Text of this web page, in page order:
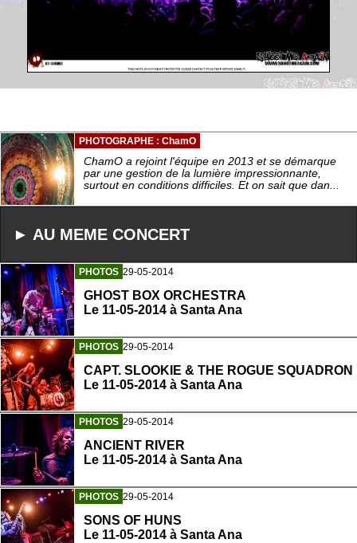
PHOTOGRAPHE : ChamO
ChamO a rejoint l'équipe en 2013 et se démarque
par une gestion de la lumière impressionnante,
surtout en conditions difficiles. Et on sait que dan...
► AU MEME CONCERT
PHOTOS 29-05-2014
GHOST BOX ORCHESTRA
Le 11-05-2014 à Santa Ana
PHOTOS 29-05-2014
CAPT. SLOOKIE & THE ROGUE SQUADRON
Le 11-05-2014 à Santa Ana
PHOTOS 29-05-2014
ANCIENT RIVER
Le 11-05-2014 à Santa Ana
PHOTOS 29-05-2014
SONS OF HUNS
Le 11-05-2014 à Santa Ana